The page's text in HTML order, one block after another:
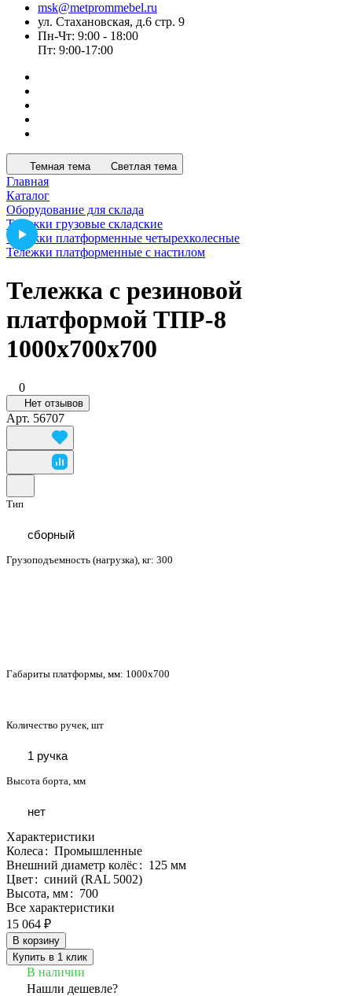
msk@metprommebel.ru
ул. Стахановская, д.6 стр. 9
Пн-Чт: 9:00 - 18:00
Пт: 9:00-17:00
Темная тема Светлая тема
Главная
Каталог
Оборудование для склада
Тележки грузовые складские
Тележки платформенные четырехколесные
Тележки платформенные с настилом
Тележка с резиновой
платформой ТПР-8
1000x700x700
0
Нет отзывов
Арт. 56707
Тип
сборный
Грузоподъемность (нагрузка), кг: 300
Габариты платформы, мм: 1000x700
Количество ручек, шт
1 ручка
Высота борта, мм
нет
Характеристики
Колеса : Промышленные
Внешний диаметр колёс: 125 мм
Цвет: синий (RAL 5002)
Высота, мм: 700
Все характеристики
15 064 ₽
В корзину
Купить в 1 клик
В наличии
Нашли дешевле?